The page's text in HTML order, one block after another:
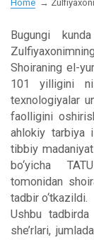
Home
Bugungi
Shoiraning el-
101 yilligini
texnologiyalar
faolligini
ahlokiy tarbiya
tibbiy
bo‘yicha
tomonidan
tadbir o‘tkazildi.
Ushbu
she’rlari,